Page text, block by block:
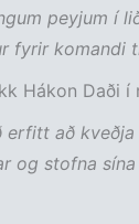
peyjum í
fyrir komandi
Hákon Daði í
erfitt að
og stofna